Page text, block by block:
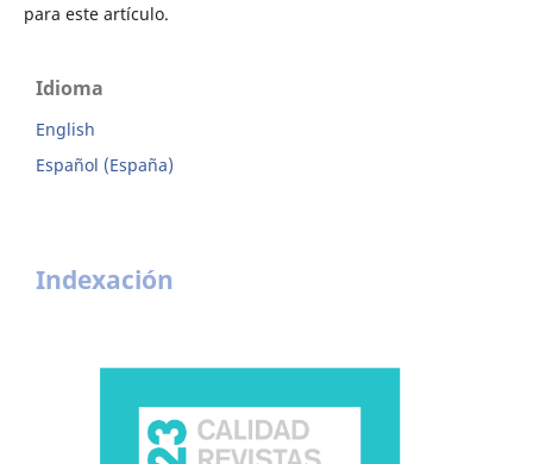
para este artículo.
Idioma
English
Español (España)
Indexación